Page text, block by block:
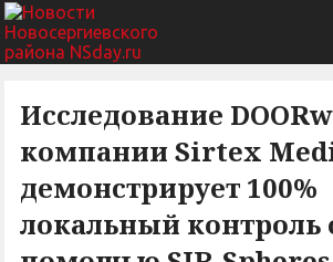
Исследование
компании Sirtex
демонстрирует 100%
локальный контроль